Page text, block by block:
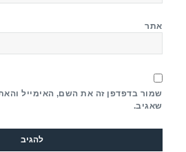
אתר
שמור בדפדפן זה את השם, האימייל
שאגיב.